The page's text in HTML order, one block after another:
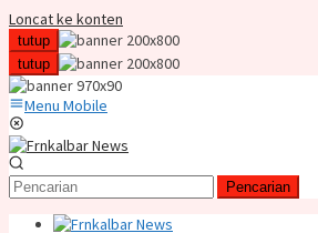
Loncat ke konten
tutup
tutup
Menu Mobile
Pencarian